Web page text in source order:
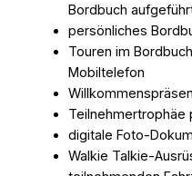
Bordbuch
persönliches
Touren im
Mobiltelefon
Teilnehmertrophäe
digitale Foto-
Walkie Talkie-